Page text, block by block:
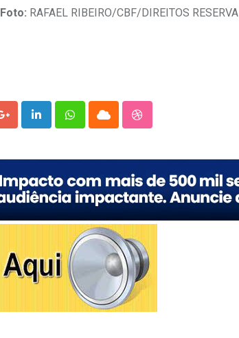
Foto: RAFAEL RIBEIRO/CBF/DIREITOS
Google+LinkedInWhatsappCloud StumbleUpon